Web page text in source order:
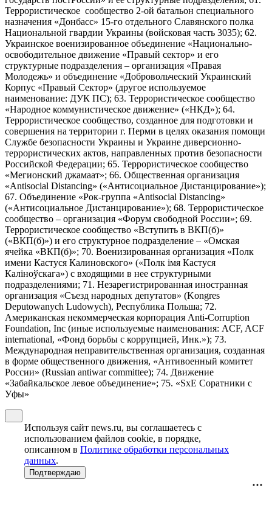
Террористическое сообщество 2-ой батальон специального
назначения «Донбасс» 15-го отдельного Славянского полка
Национальной гвардии Украины (войсковая часть 3035); 62.
Украинское военизированное объединение «Национально-
освободительное движение «Правый сектор» и его
структурные подразделения – организация «Правая
Молодежь» и объединение «Добровольческий Украинский
Корпус «Правый Сектор» (другое используемое
наименование: ДУК ПС); 63. Террористическое сообщество
«Народное коммунистическое движение» («НКД»); 64.
Террористическое сообщество, созданное для подготовки и
совершения на территории г. Перми в целях оказания помощи
Службе безопасности Украины и Украине диверсионно-
террористических актов, направленных против безопасности
Российской Федерации; 65. Террористическое сообщество
«Мегионский джамаат»; 66. Общественная организация
«Antisocial Distancing» («Антисоциальное Дистанцирование»);
67. Объединение «Рок-группа «Antisocial Distancing»
(«Антисоциальное Дистанцирование»); 68. Террористическое
сообщество – организация «Форум свободной России»; 69.
Террористическое сообщество «Вступить в ВКП(б)»
(«ВКП(б)») и его структурное подразделение – «Омская
ячейка «ВКП(б)»; 70. Военизированная организация «Полк
имени Кастуся Калиновского» («Полк iмя Кастуся
Калiноўскага») с входящими в нее структурными
подразделениями; 71. Незарегистрированная иностранная
организация «Съезд народных депутатов» (Kongres
Deputowanych Ludowych), Республика Польша; 72.
Американская некоммерческая корпорация Anti-Corruption
Foundation, Inc (иные используемые наименования: ACF, ACF
international, «Фонд борьбы с коррупцией, Инк.»); 73.
Международная неправительственная организация, созданная
в форме общественного движения, «Антивоенный комитет
России» (Russian antiwar committee); 74. Движение
«Забайкальское левое объединение»; 75. «SxE Соратники с
Уфы»
Используя сайт news.ru, вы соглашаетесь с
использованием файлов cookie, в порядке,
описанном в Политике обработки персональных
данных.
Подтверждаю